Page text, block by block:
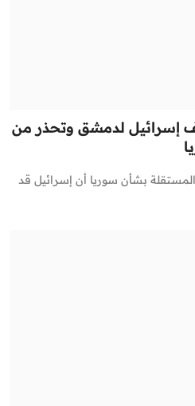
إسرائيل لدمشق وتحذر من
بشأن سوريا أن إسرائيل قد